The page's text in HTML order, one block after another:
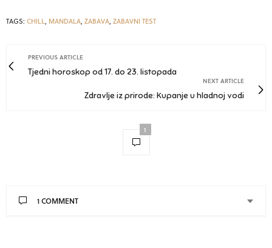
TAGS: CHILL, MANDALA, ZABAVA, ZABAVNI TEST
PREVIOUS ARTICLE
Tjedni horoskop od 17. do 23. listopada
NEXT ARTICLE
Zdravlje iz prirode: Kupanje u hladnoj vodi
1
1 COMMENT